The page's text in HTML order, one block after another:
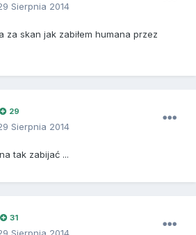
Sierpnia 2014
za skan jak zabiłem humana przez
29
Sierpnia 2014
tak zabijać ...
31